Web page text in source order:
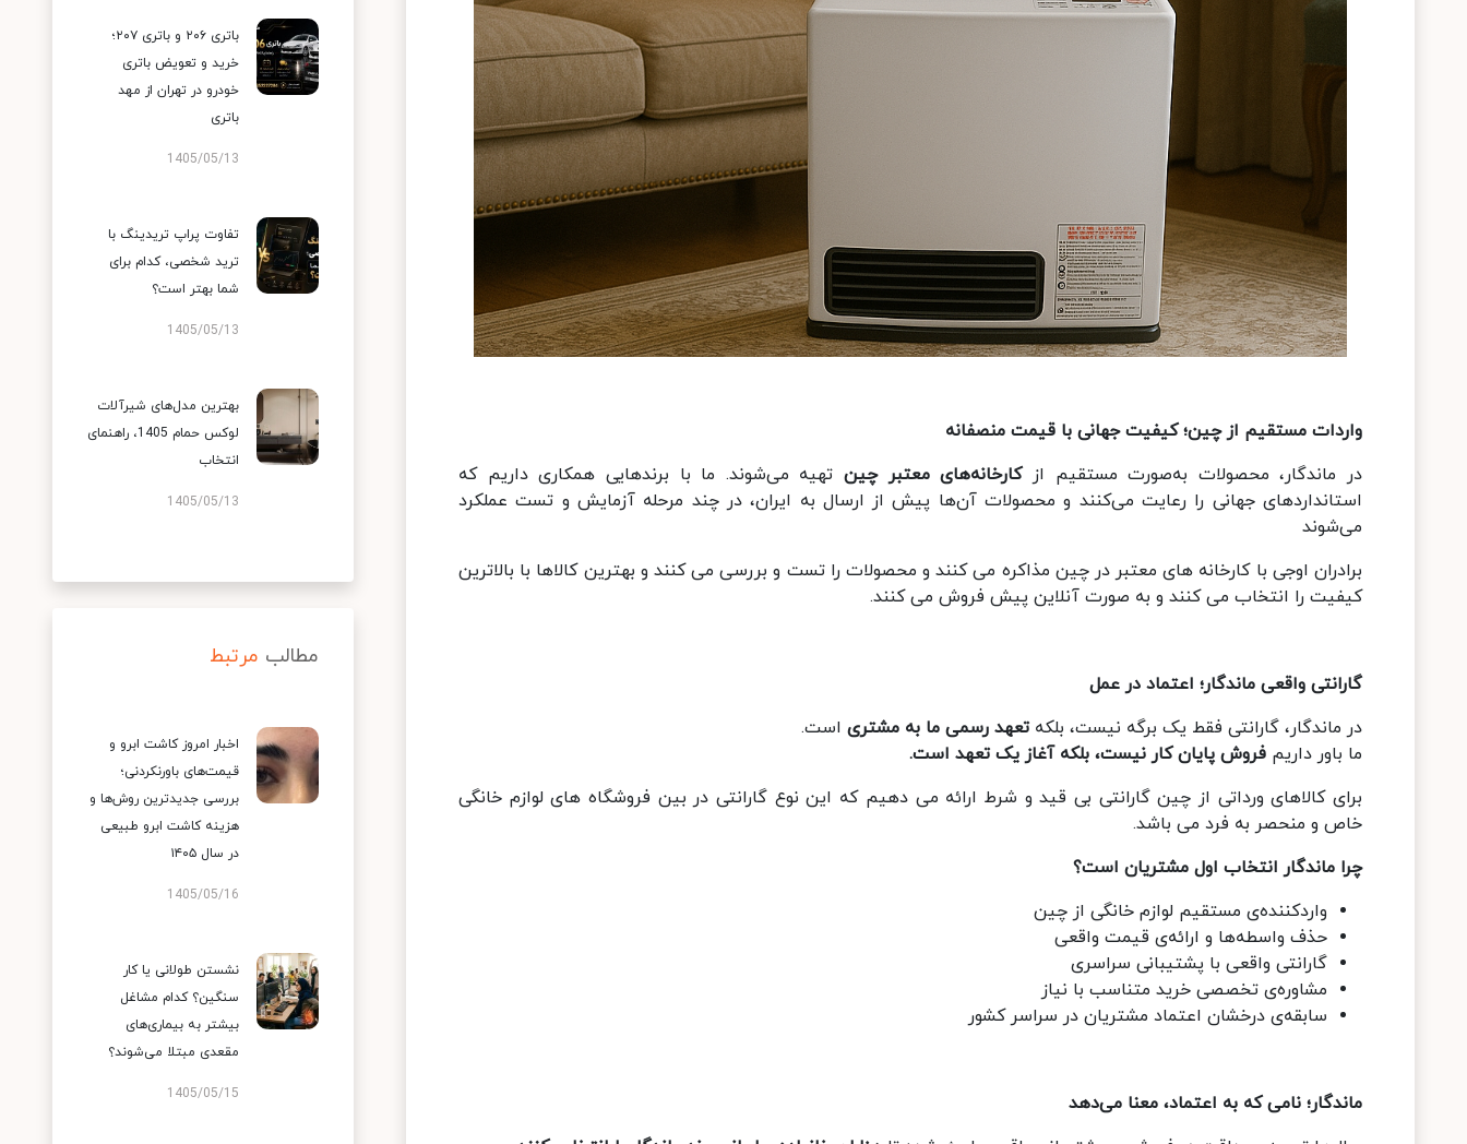
واردات مستقیم از چین؛ کیفیت جهانی با قیمت منصفانه
در ماندگار، محصولات به‌صورت مستقیم ازکارخانه‌های معتبر چین تهیه می‌شوند. ما با برندهایی همکاری داریم که
استانداردهای جهانی را رعایت می‌کنند و محصولات آن‌ها پیش از ارسال به ایران، در چند مرحله آزمایش و تست عملکرد
می‌شوند
برادران اوجی با کارخانه های معتبر در چین مذاکره می کنند و محصولات را تست و بررسی می کنند و بهترین کالاها با بالاترین
کیفیت را انتخاب می کنند و به صورت آنلاین پیش فروش می کنند.
گارانتی واقعی ماندگار؛ اعتماد در عمل
در ماندگار، گارانتی فقط یک برگه نیست، بلکه تعهد رسمی ما به مشتری است.
ما باور داریم فروش پایان کار نیست، بلکه آغاز یک تعهد است.
برای کالاهای ورداتی از چین گارانتی بی قید و شرط ارائه می دهیم که این نوع گارانتی در بین فروشگاه های لوازم خانگی
خاص و منحصر به فرد می باشد.
چرا ماندگار انتخاب اول مشتریان است؟
واردکننده‌ی مستقیم لوازم خانگی از چین
حذف واسطه‌ها و ارائه‌ی قیمت واقعی
گارانتی واقعی با پشتیبانی سراسری
مشاوره‌ی تخصصی خرید متناسب با نیاز
سابقه‌ی درخشان اعتماد مشتریان در سراسر کشور
ماندگار؛ نامی که به اعتماد، معنا می‌دهد
باتری ۲۰۶ و باتری ۲۰۷؛
خرید و تعویض باتری
خودرو در تهران از مهد
باتری
1405/05/13
تفاوت پراپ تریدینگ با
ترید شخصی، کدام برای
شما بهتر است؟
1405/05/13
بهترین مدل‌های شیرآلات
لوکس حمام 1405، راهنمای
انتخاب
1405/05/13
مطالب مرتبط
اخبار امروز کاشت ابرو و
قیمت‌های باورنکردنی؛
بررسی جدیدترین روش‌ها و
هزینه کاشت ابرو طبیعی
در سال ۱۴۰۵
1405/05/16
نشستن طولانی یا کار
سنگین؟ کدام مشاغل
بیشتر به بیماری‌های
مقعدی مبتلا می‌شوند؟
1405/05/15